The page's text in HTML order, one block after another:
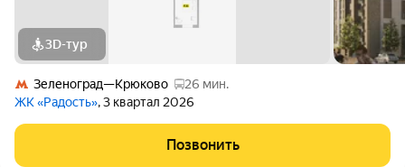
3D-тур
Зеленоград—Крюково
26 мин.
ЖК «Радость», 3 квартал 2026
Позвонить